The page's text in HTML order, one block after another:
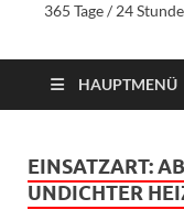
365 Tage / 24
HAUPTMENÜ
EINSATZART:
UNDICHTER